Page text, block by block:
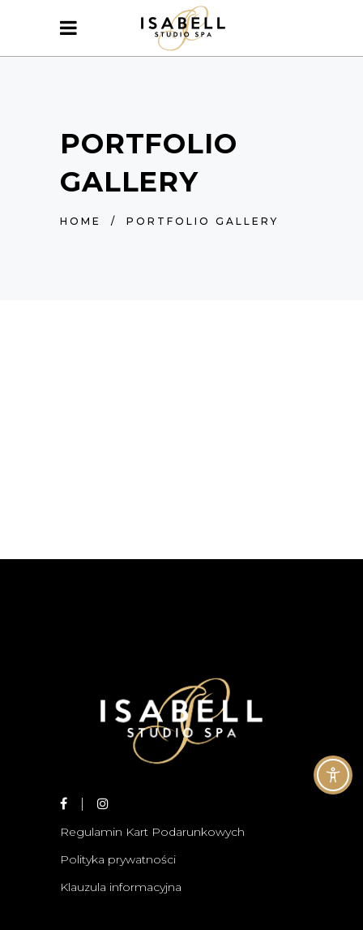
PORTFOLIO
GALLERY
HOME / PORTFOLIO GALLERY
Regulamin Kart Podarunkowych
Polityka prywatności
Klauzula informacyjna